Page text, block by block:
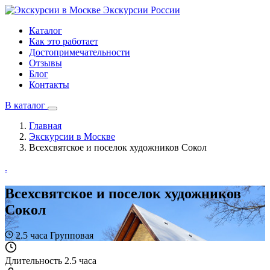
Экскурсии России
Каталог
Как это работает
Достопримечательности
Отзывы
Блог
Контакты
В каталог
Главная
Экскурсии в Москве
Всехсвятское и поселок художников Сокол
.
Всехсвятское и поселок художников
Сокол
2.5 часа Групповая
Длительность 2.5 часа